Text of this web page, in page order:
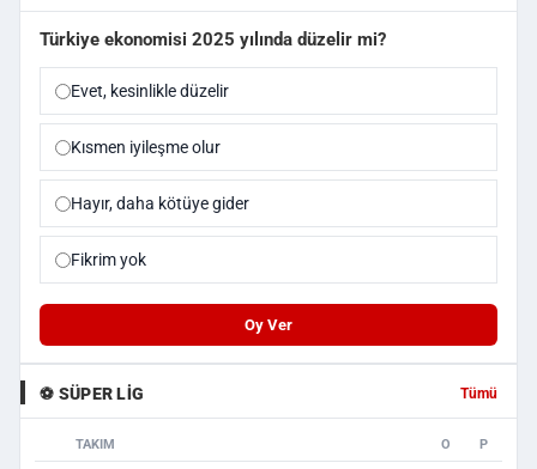
Türkiye ekonomisi 2025 yılında düzelir mi?
Evet, kesinlikle düzelir
Kısmen iyileşme olur
Hayır, daha kötüye gider
Fikrim yok
Oy Ver
⚽ SÜPER LIG Tümü
TAKIM O P